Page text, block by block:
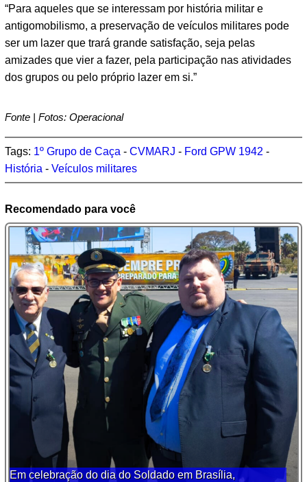
“Para aqueles que se interessam por história militar e
antigomobilismo, a preservação de veículos militares pode
ser um lazer que trará grande satisfação, seja pelas
amizades que vier a fazer, pela participação nas atividades
dos grupos ou pelo próprio lazer em si.”
Fonte | Fotos: Operacional
Tags: 1º Grupo de Caça - CVMARJ - Ford GPW 1942 -
História - Veículos militares
Recomendado para você
Em celebração do dia do Soldado em Brasília,